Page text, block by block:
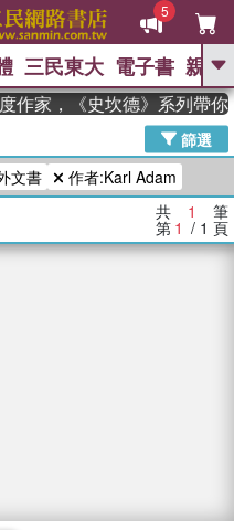
5
GO
高希均教授回憶錄
Odyssey 、 父親節 、 如果歷
喵 、 暑期推薦 、 國際布克
漫遊錄、 方念華 、 台灣的李
數學女孩：黎曼猜想 、
走神經
三民東大 電子書 親子
家，《史坎德》系列帶你
篩選
文書 作者:Karl Adam
共 1 筆
第 1 / 1 頁